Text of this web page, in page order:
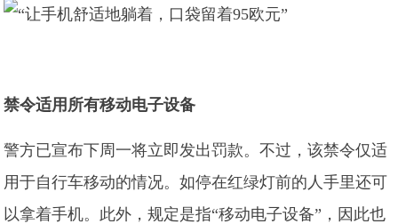
禁令适用所有移动电子设备
警方已宣布下周一将立即发出罚款。不过，该禁令仅适
用于自行车移动的情况。如停在红绿灯前的人手里还可
以拿着手机。此外，规定是指“移动电子设备”，因此也